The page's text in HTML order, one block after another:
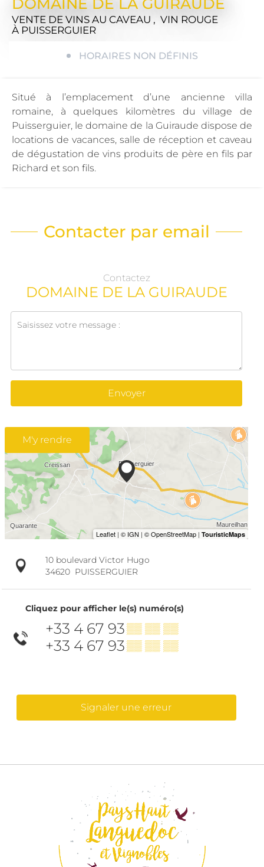
VENTE DE VINS AU CAVEAU , VIN ROUGE
À PUISSERGUIER
HORAIRES NON DÉFINIS
Situé à l’emplacement d’une ancienne villa
romaine, à quelques kilomètres du village de
Puisserguier, le domaine de la Guiraude dispose de
locations de vacances, salle de réception et caveau
de dégustation de vins produits de père en fils par
Richard et son fils.
Contacter par email
Contactez
DOMAINE DE LA GUIRAUDE
Envoyer
M'y rendre
10 boulevard Victor Hugo
34620 PUISSERGUIER
Cliquez pour afficher le(s) numéro(s)
+33 4 67 93▒▒ ▒▒ ▒▒
+33 4 67 93▒▒ ▒▒ ▒▒
Signaler une erreur